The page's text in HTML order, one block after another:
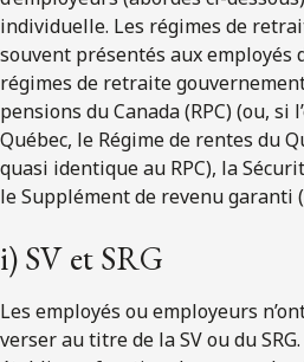
individuelle. Les régimes de
souvent présentés aux employés
régimes de retraite
pensions du Canada (RPC) (ou, si
Québec, le Régime de rentes du
quasi identique au RPC), la
le Supplément de revenu garanti
i) SV et SRG
Les employés ou employeurs
verser au titre de la SV ou du